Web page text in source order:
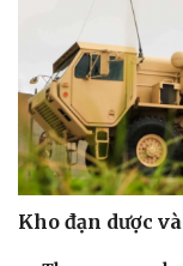
Kho đạn dược